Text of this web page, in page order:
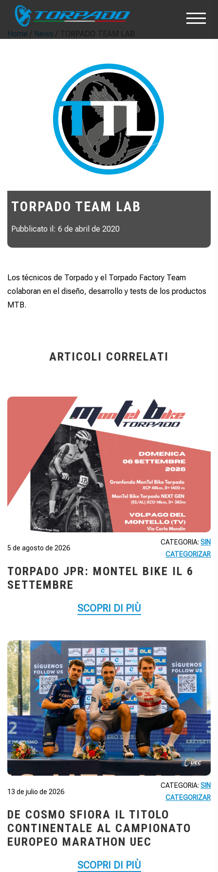
Home / News / TORPADO TEAM LAB
TORPADO TEAM LAB
Pubblicato il: 6 de abril de 2020
Los técnicos de Torpado y el Torpado Factory Team
colaboran en el diseño, desarrollo y tests de los productos
MTB.
ARTICOLI CORRELATI
5 de agosto de 2026
CATEGORIA: SIN
CATEGORIZAR
TORPADO JPR: MONTEL BIKE IL 6
SETTEMBRE
SCOPRI DI PIÙ
13 de julio de 2026
CATEGORIA: SIN
CATEGORIZAR
DE COSMO SFIORA IL TITOLO
CONTINENTALE AL CAMPIONATO
EUROPEO MARATHON UEC
SCOPRI DI PIÙ